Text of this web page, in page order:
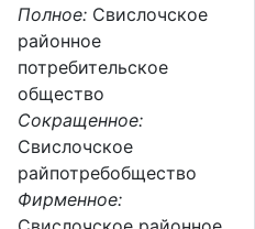
Полное: Свислочское
районное
потребительское
общество
Сокращенное:
Свислочское
райпотребобщество
Фирменное: